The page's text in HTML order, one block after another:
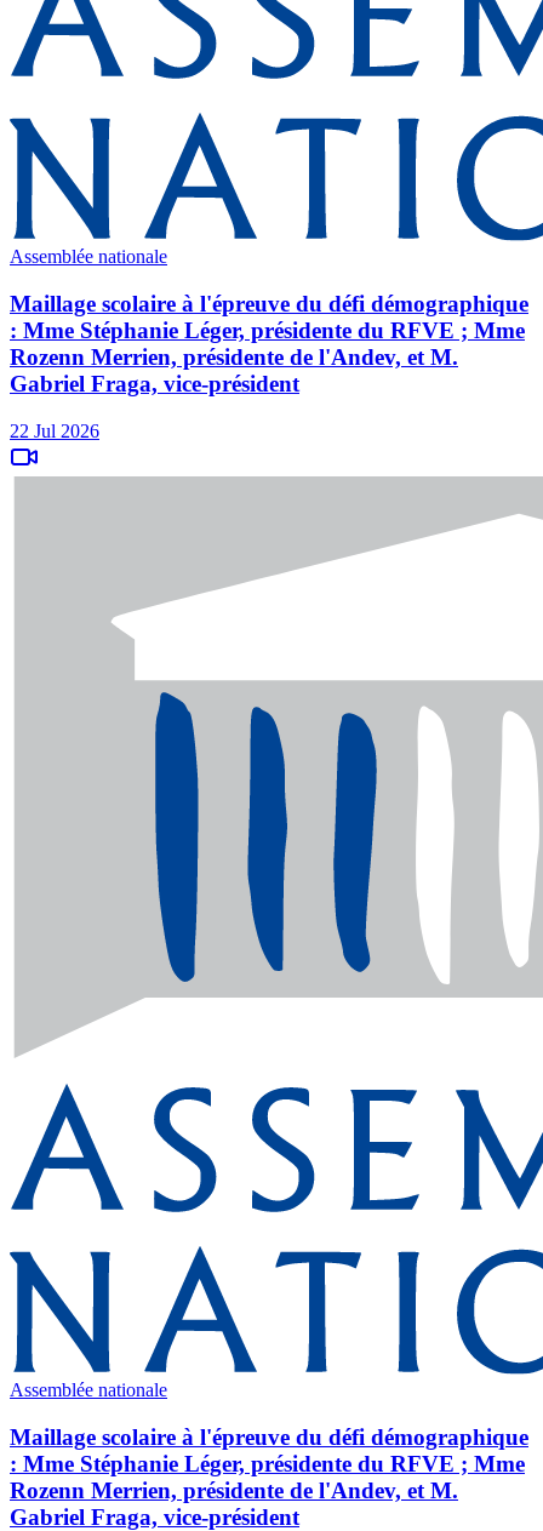
Assemblée nationale
Maillage scolaire à l'épreuve du défi démographique
: Mme Stéphanie Léger, présidente du RFVE ; Mme
Rozenn Merrien, présidente de l'Andev, et M.
Gabriel Fraga, vice-président
22 Jul 2026
Assemblée nationale
Maillage scolaire à l'épreuve du défi démographique
: Mme Stéphanie Léger, présidente du RFVE ; Mme
Rozenn Merrien, présidente de l'Andev, et M.
Gabriel Fraga, vice-président